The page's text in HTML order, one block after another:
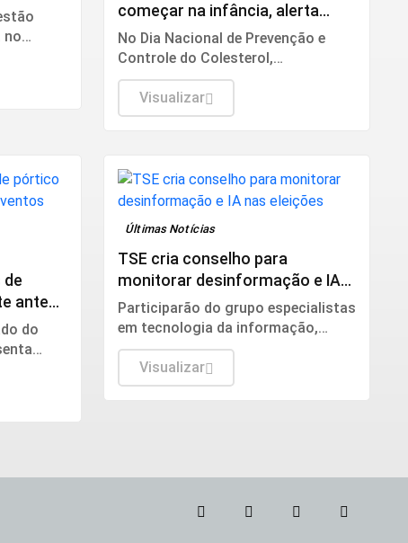
no
começar na infância, alerta
cardiologista
No Dia Nacional de Prevenção e
Controle do Colesterol,
especialista da Sociedade Brasileira
de Cardiologia recomenda exame
preventivo aos 10 anos,
riscos da interrupção do
tratamento e da desinformação
Visualizar
antes
do
Últimas Notícias
TSE cria conselho para
monitorar desinformação e IA
nas eleições
Participarão do grupo especialistas
em tecnologia da informação,
segurança pública, relações
internacionais e saúde pública. Os
nomes ainda não foram escolhidos
Visualizar